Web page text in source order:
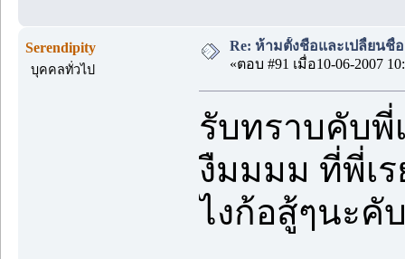
Serendipity
บุคคลทั่วไป
Re: ห้ามตั้งชือและเปลื่ยนชื่
«ตอบ #91 เมื่อ10-06-2007
รับทราบคับพี่
งืมมมม ที่พี่เ
ไงก้อสู้ๆนะคั